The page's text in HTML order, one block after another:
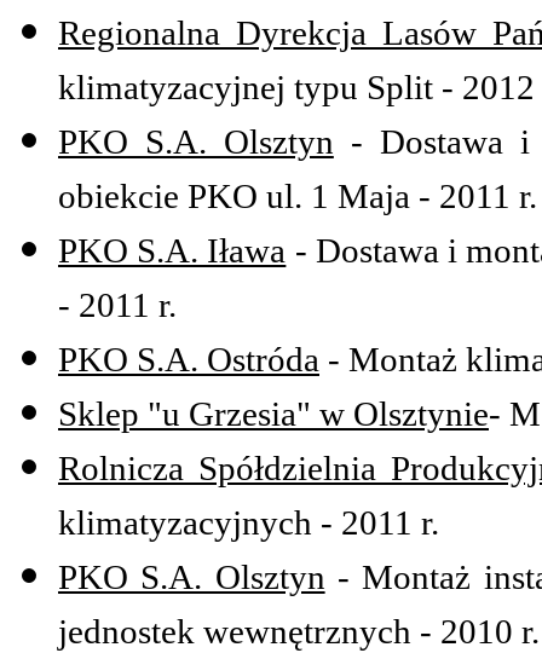
Regionalna Dyrekcja Lasów
klimatyzacyjnej typu Split - 2012
PKO S.A. Olsztyn - Dostawa i
obiekcie PKO ul. 1 Maja - 2011 r.
PKO S.A. Iława - Dostawa i
- 2011 r.
PKO S.A. Ostróda - Montaż
Sklep "u Grzesia" w Olsztynie-
Rolnicza Spółdzielnia
klimatyzacyjnych - 2011 r.
PKO S.A. Olsztyn - Montaż
jednostek wewnętrznych - 2010 r.